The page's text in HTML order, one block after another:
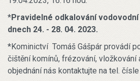
*Pravidelné odkalování
dnech 24. - 28. 04. 2023.
*Kominictví Tomáš Gášpár provádí
čištění komínů, frézování, vložkování
objednání nás kontaktujte na tel. čísle